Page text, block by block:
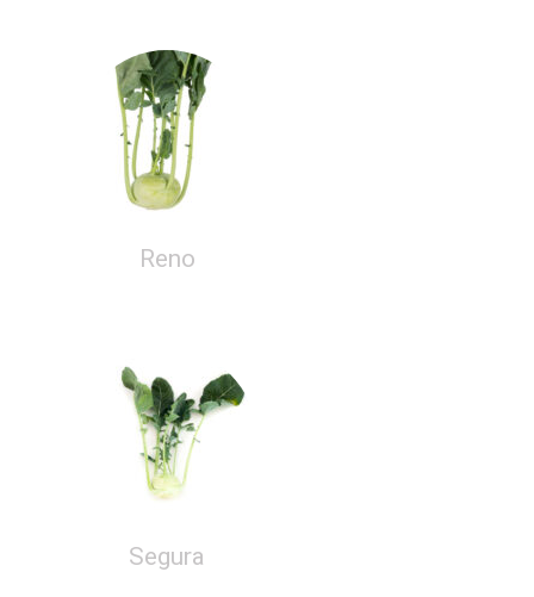
Reno
Segura